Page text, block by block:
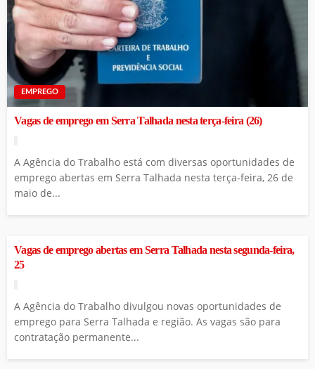
EMPREGO
Vagas de emprego em Serra Talhada nesta terça-feira (26)
A Agência do Trabalho está com diversas oportunidades de
emprego abertas em Serra Talhada nesta terça-feira, 26 de
maio de...
Vagas de emprego abertas em Serra Talhada nesta segunda-feira,
25
A Agência do Trabalho divulgou novas oportunidades de
emprego para Serra Talhada e região. As vagas são para
contratação permanente...